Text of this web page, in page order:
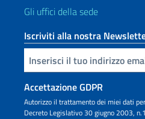
Gli uffici della sede
Iscriviti alla nostra
Inserisci la tua email
Accettazione GDPR
Autorizzo il trattamento dei miei dati
Decreto Legislativo 30 giugno 2003,